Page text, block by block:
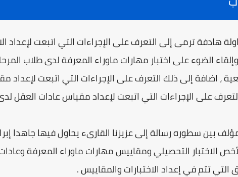
هادفة ترمى إلى التعرف على الإجراءات التي اتبعت لإعداد
وإلقاء الضوء على اختبار مهارات ماوراء المعرفة لدى طلاب
، اضافة إلى ذلك التعرف على الإجراءات التي اتبعت
على الإجراءات التي اتبعت لإعداد مقياس عادات العقل
بين سطوره رسالة إلى عزيزنا القارىء يحاول فيها جاهدا
الاختبار التحصيلي ومقاييس مهارات ماوراء المعرفة
تتم في إعداد الاختبارات والمقاييس .